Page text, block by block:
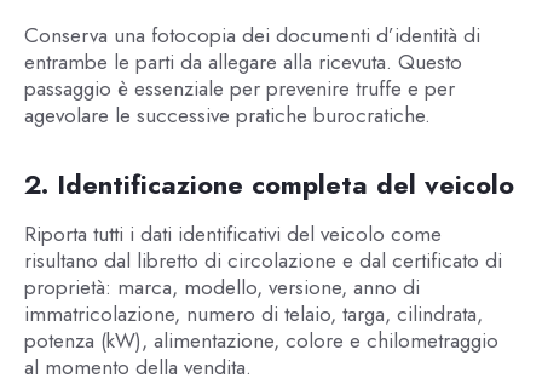
Conserva una fotocopia dei documenti d’identità di
entrambe le parti da allegare alla ricevuta. Questo
passaggio è essenziale per prevenire truffe e per
agevolare le successive pratiche burocratiche.
2. Identificazione completa del veicolo
Riporta tutti i dati identificativi del veicolo come
risultano dal libretto di circolazione e dal certificato di
proprietà: marca, modello, versione, anno di
immatricolazione, numero di telaio, targa, cilindrata,
potenza (kW), alimentazione, colore e chilometraggio
al momento della vendita.